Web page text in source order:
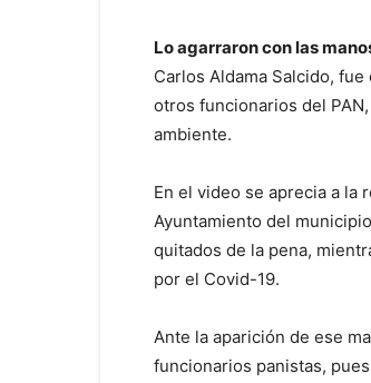
Lo agarraron con las
Carlos Aldama Salcido,
otros funcionarios del
ambiente.
En el video se aprecia a la
Ayuntamiento del
quitados de la pena,
por el Covid-19.
Ante la aparición de ese
funcionarios panistas,